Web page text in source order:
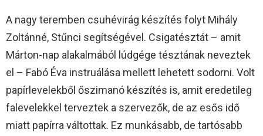
A nagy teremben csuhévirág készítés folyt Mihály
Zoltánné, Stűnci segítségével. Csigatésztát – amit
Márton-nap alakalmából lúdgége tésztának neveztek
el – Fabó Éva instruálása mellett lehetett sodorni. Volt
papírlevelekből őszimanó készítés is, amit eredetileg
falevelekkel terveztek a szervezők, de az esős idő
miatt papírra váltottak. Ez munkásabb, de tartósabb